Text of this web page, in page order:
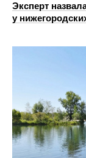
Эксперт
у